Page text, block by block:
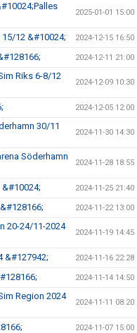
2025-01-01 15:00
12 &#10024; 2024-12-15 16:50
2024-12-11 21:00
Riks 6-8/12
2024-12-09 10:30
2024-12-05 12:00
30/11
2024-11-30 14:30
Söderhamn
2024-11-28 18:55
2024-11-25 21:40
2024-11-22 13:00
20-24/11-2024
2024-11-19 14:45
&#127942; 2024-11-16 22:28
2024-11-14 14:50
Region 2024
2024-11-11 08:20
2024-11-07 15:00